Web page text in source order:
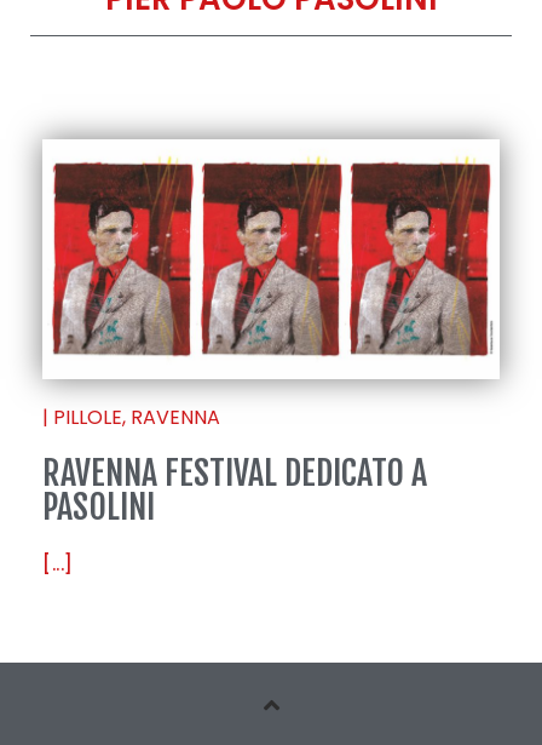
| PILLOLE, RAVENNA
RAVENNA FESTIVAL DEDICATO A
PASOLINI
[...]